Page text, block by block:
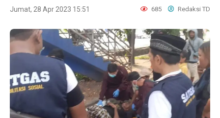
Jumat, 28 Apr 2023 15:51 685 Redaksi TD